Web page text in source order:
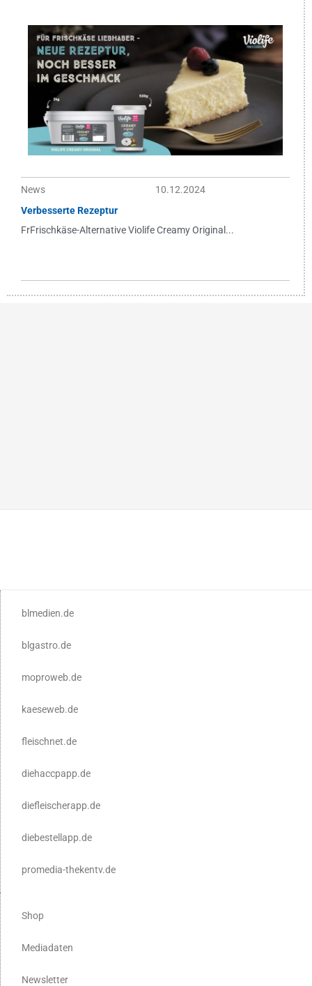
News
10.12.2024
Verbesserte Rezeptur
FrFrischkäse-Alternative Violife Creamy Original...
blmedien.de
blgastro.de
moproweb.de
kaeseweb.de
fleischnet.de
diehaccpapp.de
diefleischerapp.de
diebestellapp.de
promedia-thekentv.de
Shop
Mediadaten
Newsletter